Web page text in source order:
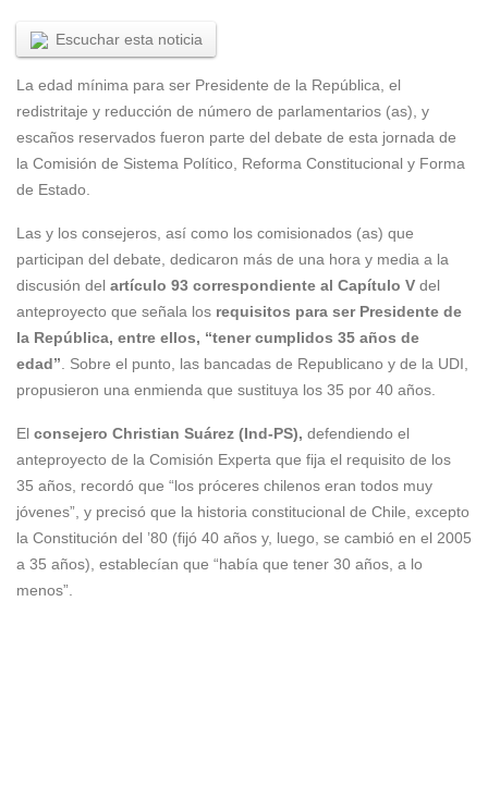
Escuchar esta noticia
La edad mínima para ser Presidente de la República, el
redistritaje y reducción de número de parlamentarios (as), y
escaños reservados fueron parte del debate de esta jornada de
la Comisión de Sistema Político, Reforma Constitucional y Forma
de Estado.
Las y los consejeros, así como los comisionados (as) que
participan del debate, dedicaron más de una hora y media a la
discusión del artículo 93 correspondiente al Capítulo V del
anteproyecto que señala los requisitos para ser Presidente de
la República, entre ellos, “tener cumplidos 35 años de
edad”. Sobre el punto, las bancadas de Republicano y de la UDI,
propusieron una enmienda que sustituya los 35 por 40 años.
El consejero Christian Suárez (Ind-PS), defendiendo el
anteproyecto de la Comisión Experta que fija el requisito de los
35 años, recordó que “los próceres chilenos eran todos muy
jóvenes”, y precisó que la historia constitucional de Chile, excepto
la Constitución del ’80 (fijó 40 años y, luego, se cambió en el 2005
a 35 años), establecían que “había que tener 30 años, a lo
menos”.